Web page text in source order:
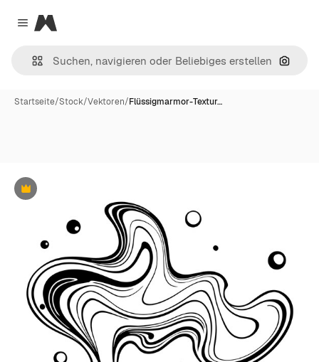
Close menu
Magnific
Nach
Startseite/Stock/Vektoren/Flüssigmarmor-Textur…
Premium